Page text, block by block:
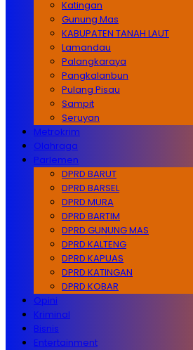
Katingan
Gunung Mas
KABUPATEN TANAH LAUT
Lamandau
Palangkaraya
Pangkalanbun
Pulang Pisau
Sampit
Seruyan
Metrokrim
Olahraga
Parlemen
DPRD BARUT
DPRD BARSEL
DPRD MURA
DPRD BARTIM
DPRD GUNUNG MAS
DPRD KALTENG
DPRD KAPUAS
DPRD KATINGAN
DPRD KOBAR
Opini
Kriminal
Bisnis
Entertainment